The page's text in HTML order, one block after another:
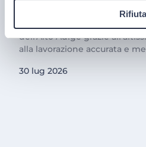
Rifiuta
Cantina Valle Isarco è
dell'Alto Adige grazie
alla lavorazione accurata e
30 lug 2026